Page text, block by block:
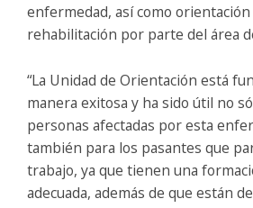
enfermedad, así como
rehabilitación por parte del área
“La Unidad de Orientación está
manera exitosa y ha sido útil no
personas afectadas por esta
también para los pasantes que
trabajo, ya que tienen una
adecuada, además de que están